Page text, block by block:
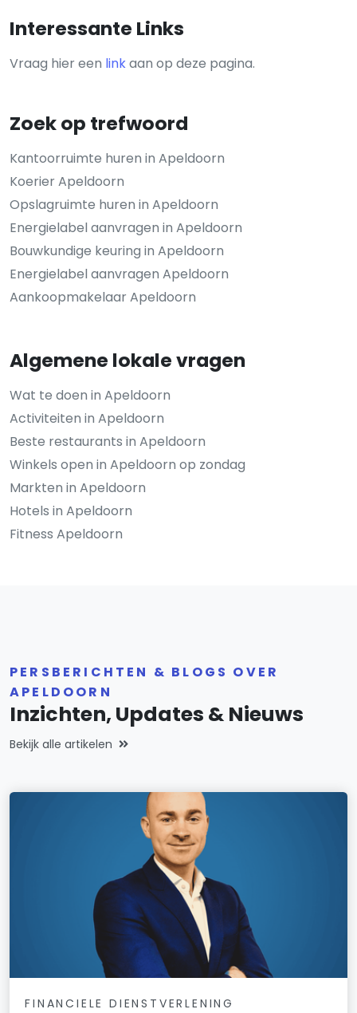
Interessante Links
Vraag hier een linkaan op deze pagina.
Zoek op trefwoord
Kantoorruimte huren in Apeldoorn
Koerier Apeldoorn
Opslagruimte huren in Apeldoorn
Energielabel aanvragen in Apeldoorn
Bouwkundige keuring in Apeldoorn
Energielabel aanvragen Apeldoorn
Aankoopmakelaar Apeldoorn
Algemene lokale vragen
Wat te doen in Apeldoorn
Activiteiten in Apeldoorn
Beste restaurants in Apeldoorn
Winkels open in Apeldoorn op zondag
Markten in Apeldoorn
Hotels in Apeldoorn
Fitness Apeldoorn
PERSBERICHTEN & BLOGS OVER
APELDOORN
Inzichten, Updates & Nieuws
Bekijk alle artikelen
FINANCIELE DIENSTVERLENING